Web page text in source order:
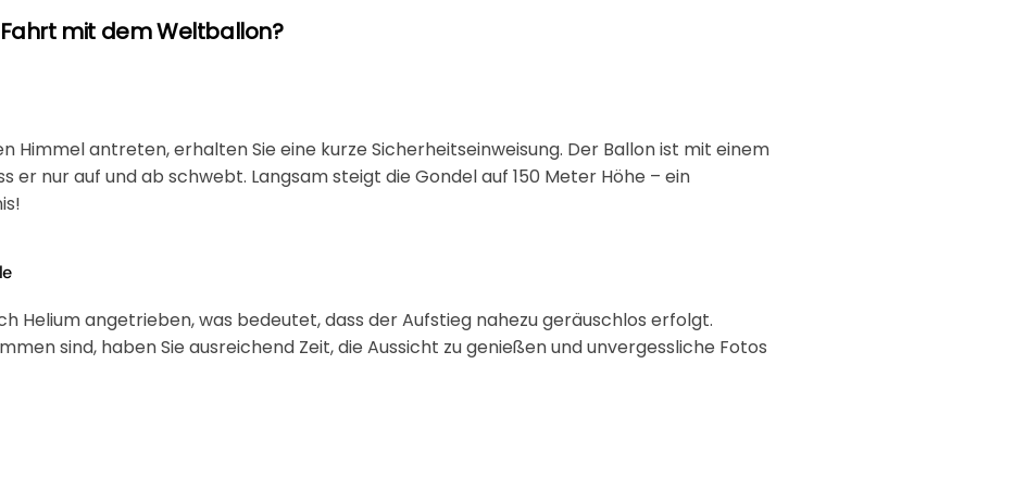
mit dem Weltballon?
Himmel antreten, erhalten Sie eine kurze Sicherheitseinweisung. Der Ballon ist mit einem
er nur auf und ab schwebt. Langsam steigt die Gondel auf 150 Meter Höhe – ein
Helium angetrieben, was bedeutet, dass der Aufstieg nahezu geräuschlos erfolgt.
sind, haben Sie ausreichend Zeit, die Aussicht zu genießen und unvergessliche Fotos